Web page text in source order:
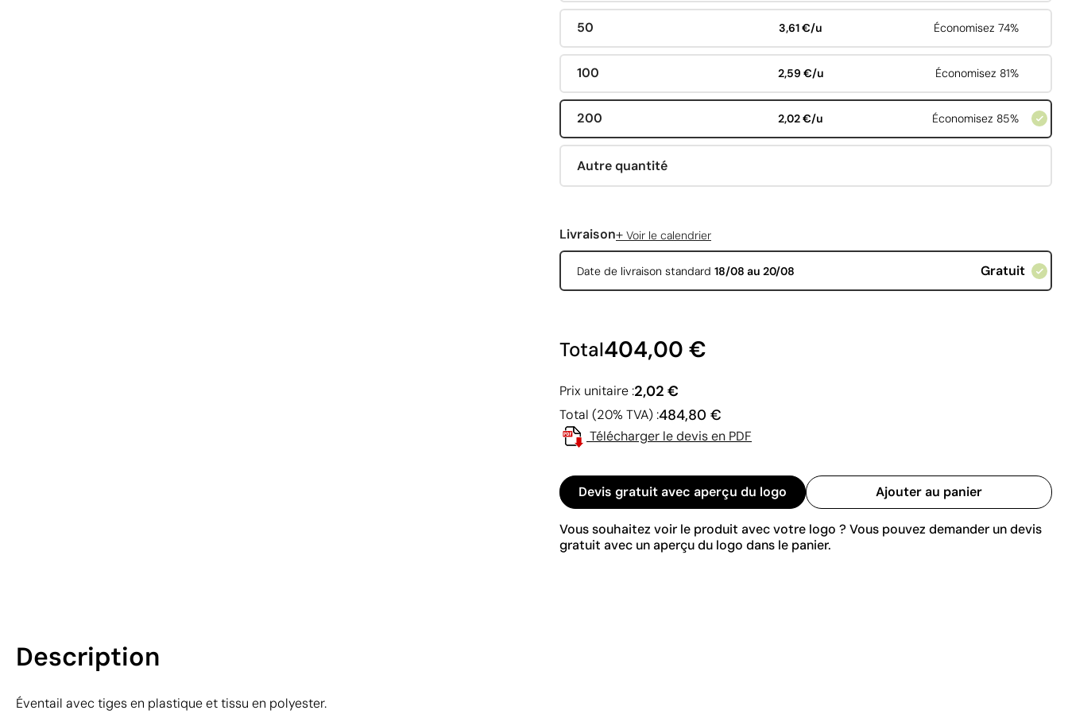
50 3,61 €/u Économisez 74%
100 2,59 €/u Économisez 81%
200 2,02 €/u Économisez 85%
Autre quantité
Livraison+ Voir le calendrier
Date de livraison standard 18/08 au 20/08 Gratuit
Total404,00 €
Prix unitaire :2,02 €
Total (20% TVA) :484,80 €
Télécharger le devis en PDF
Devis gratuit avec aperçu du logo Ajouter au panier
Vous souhaitez voir le produit avec votre logo ? Vous pouvez demander un devis
gratuit avec un aperçu du logo dans le panier.
Description
Éventail avec tiges en plastique et tissu en polyester.